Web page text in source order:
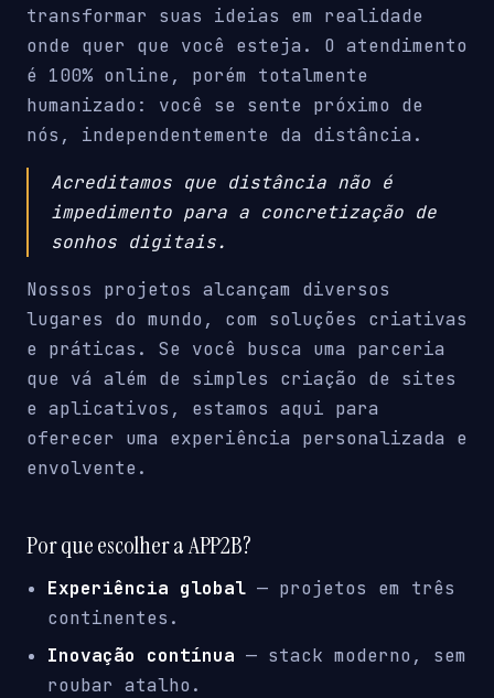
transformar suas ideias em realidade
onde quer que você esteja. O atendimento
é 100% online, porém totalmente
humanizado: você se sente próximo de
nós, independentemente da distância.
Acreditamos que distância não é
impedimento para a concretização de
sonhos digitais.
Nossos projetos alcançam diversos
lugares do mundo, com soluções criativas
e práticas. Se você busca uma parceria
que vá além de simples criação de sites
e aplicativos, estamos aqui para
oferecer uma experiência personalizada e
envolvente.
Por que escolher a APP2B?
Experiência global — projetos em três
continentes.
Inovação contínua — stack moderno, sem
roubar atalho.